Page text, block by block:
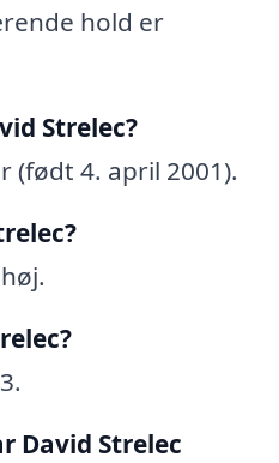
hold er
Strelec?
(født 4. april 2001).
David Strelec